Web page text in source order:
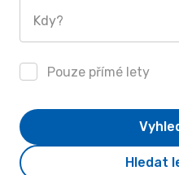
Kdy?
Pouze přímé lety
Hledat